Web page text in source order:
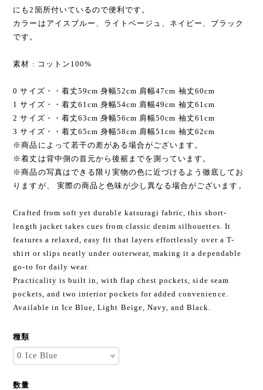
にも2箇所付いているので便利です。
カラーはアイスブルー、ライトベージュ、ネイビー、ブラック
です。
素材 : コットン100%
0 サイズ・・着丈59cm 身幅52cm 肩幅47cm 袖丈60cm
1 サイズ・・着丈61cm 身幅54cm 肩幅49cm 袖丈61cm
2 サイズ・・着丈63cm 身幅56cm 肩幅50cm 袖丈61cm
3 サイズ・・着丈65cm 身幅58cm 肩幅51cm 袖丈62cm
※商品によって若干の差がある場合がございます。
※着丈は背中側の首元から後裾までを測っています。
※商品の写真はできる限り実物の色に近づけるよう徹底してお
りますが、 実際の商品と色味が少し異なる場合がございます。
Crafted from soft yet durable katsuragi fabric, this short-
length jacket takes cues from classic denim silhouettes. It
features a relaxed, easy fit that layers effortlessly over a T-
shirt or slips neatly under outerwear, making it a dependable
go-to for daily wear.
Practicality is built in, with flap chest pockets, side seam
pockets, and two interior pockets for added convenience.
Available in Ice Blue, Light Beige, Navy, and Black.
種類
数量